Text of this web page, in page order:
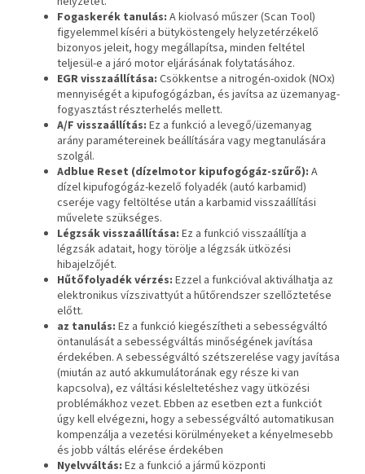
Fogaskerék tanulás: A kiolvasó műszer (Scan Tool)
figyelemmel kíséri a bütyköstengely helyzetérzékelő
bizonyos jeleit, hogy megállapítsa, minden feltétel
teljesül-e a járó motor eljárásának folytatásához.
EGR visszaállítása: Csökkentse a nitrogén-oxidok (NOx)
mennyiségét a kipufogógázban, és javítsa az üzemanyag-
fogyasztást részterhelés mellett.
A/F visszaállítás: Ez a funkció a levegő/üzemanyag
arány paramétereinek beállítására vagy megtanulására
szolgál.
Adblue Reset (dízelmotor kipufogógáz-szűrő): A
dízel kipufogógáz-kezelő folyadék (autó karbamid)
cseréje vagy feltöltése után a karbamid visszaállítási
művelete szükséges.
Légzsák visszaállítása: Ez a funkció visszaállítja a
légzsák adatait, hogy törölje a légzsák ütközési
hibajelzőjét.
Hűtőfolyadék vérzés: Ezzel a funkcióval aktiválhatja az
elektronikus vízszivattyút a hűtőrendszer szellőztetése
előtt.
az tanulás: Ez a funkció kiegészítheti a sebességváltó
öntanulását a sebességváltás minőségének javítása
érdekében. A sebességváltó szétszerelése vagy javítása
(miután az autó akkumulátorának egy része ki van
kapcsolva), ez váltási késleltetéshez vagy ütközési
problémákhoz vezet. Ebben az esetben ezt a funkciót
úgy kell elvégezni, hogy a sebességváltó automatikusan
kompenzálja a vezetési körülményeket a kényelmesebb
és jobb váltás elérése érdekében
Nyelvváltás: Ez a funkció a jármű központi